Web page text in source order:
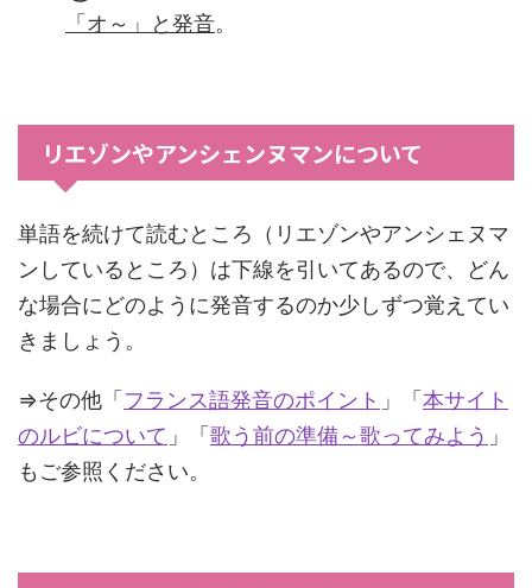
「オ～ 」と発音。
リエゾンやアンシェンヌマンについて
単語を続けて読むところ（リエゾンやアンシェヌマ
ンしているところ）は下線を引いてあるので、どん
な場合にどのように発音するのか少しずつ覚えてい
きましょう。
⇒その他「 フランス語発音のポイント 」「 本サイト
のルビについて 」「 歌う前の準備～歌ってみよう 」
もご参照ください。